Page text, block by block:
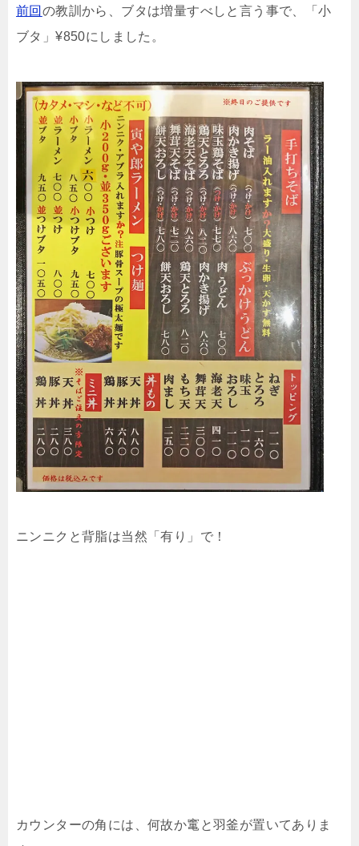
前回 の教訓から、ブタは増量すべしと言う事で、「小
ブタ」¥850にしました。
ニンニクと背脂は当然「有り」で！
カウンターの角には、何故か竃と羽釜が置いてありま